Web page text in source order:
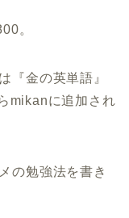
。
『金の英単語』
mikanに追加され
の勉強法を書き